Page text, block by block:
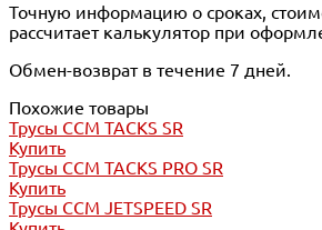
Точную информацию о сроках,
рассчитает калькулятор при
Обмен-возврат в течение 7 дней.
Похожие товары
Трусы CCM TACKS SR
Купить
Трусы CCM TACKS PRO SR
Купить
Трусы CCM JETSPEED SR